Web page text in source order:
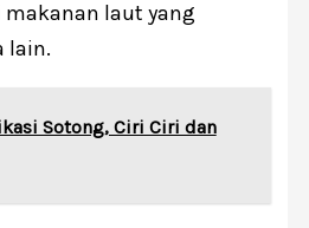
laut yang
lain.
Sotong, Ciri Ciri dan